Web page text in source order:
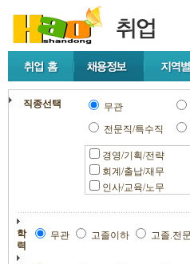
직종선택 무관
전문직/특수직
경영/기획/전략
회계/출납/재무
인사/교육/노무
학
력
무관 고졸이하 고졸.전